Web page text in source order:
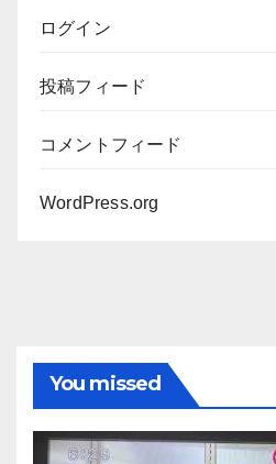
ログイン
投稿フィード
コメントフィード
WordPress.org
You missed